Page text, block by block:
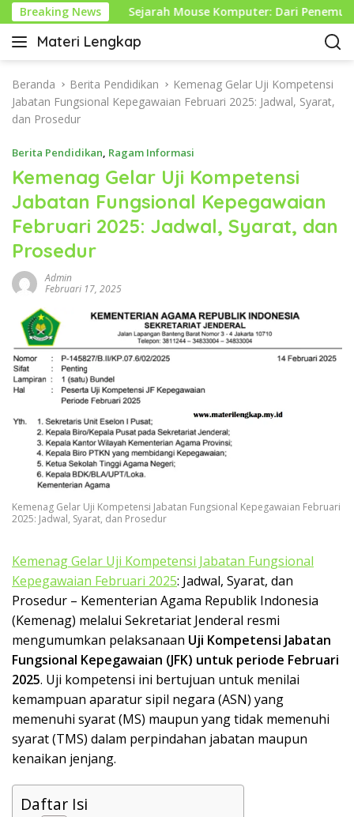
a
Breaking NewsSejarah Mouse Komputer: Dari Penemuan Awal
Materi Lengkap
I
f
o
P
n
d
i
d
i
a
e
n
g
k
a
Beranda Berita Pendidikan
Kemenag Gelar Uji Kompetensi
Jabatan Fungsional Kepegawaian Februari 2025: Jadwal, Syarat,
dan Prosedur
Berita Pendidikan, Ragam Informasi
Kemenag Gelar Uji Kompetensi
Jabatan Fungsional Kepegawaian
Februari 2025: Jadwal, Syarat, dan
Prosedur
Admin
Februari 17, 2025
Kemenag Gelar Uji Kompetensi Jabatan Fungsional Kepegawaian Februari
2025: Jadwal, Syarat, dan Prosedur
Kemenag Gelar Uji Kompetensi Jabatan Fungsional
Kepegawaian Februari 2025: Jadwal, Syarat, dan
Prosedur – Kementerian Agama Republik Indonesia
(Kemenag) melalui Sekretariat Jenderal resmi
mengumumkan pelaksanaan Uji Kompetensi Jabatan
Fungsional Kepegawaian (JFK) untuk periode Februari
2025. Uji kompetensi ini bertujuan untuk menilai
kemampuan aparatur sipil negara (ASN) yang
memenuhi syarat (MS) maupun yang tidak memenuhi
syarat (TMS) dalam perpindahan jabatan maupun
kenaikan jenjang.
Daftar Isi